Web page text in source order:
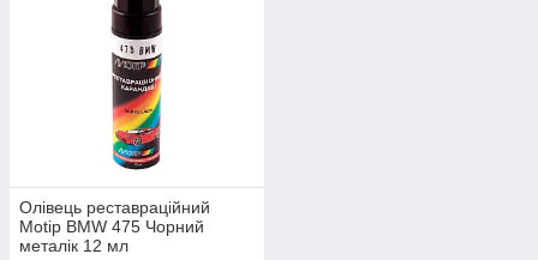
Олівець реставраційний
Motip BMW 475 Чорний
металік 12 мл